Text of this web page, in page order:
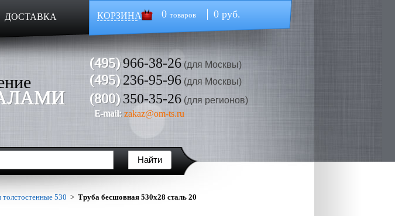
ДОСТАВКА КОРЗИНА 0 товаров 0 руб.
(495)966-38-26 (для Москвы)
(495)236-95-96 (для Москвы)
(800)350-35-26 (для регионов)
E-mail: zakaz@om-ts.ru
530 > Труба бесшовная 530х28 сталь 20